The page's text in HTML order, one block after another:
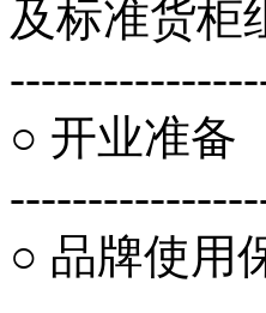
及标准货柜
○ 开业准备
○ 品牌使用